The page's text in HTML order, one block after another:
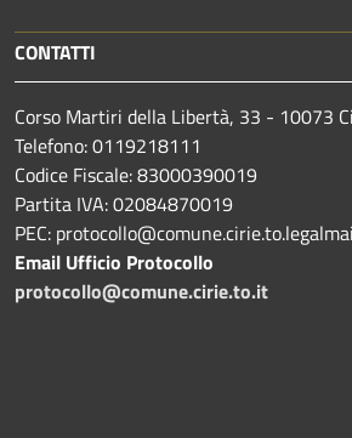
CONTATTI
Corso Martiri della Libertà, 33 - 10073
Telefono: 0119218111
Codice Fiscale: 83000390019
Partita IVA: 02084870019
PEC:
Email Ufficio Protocollo
protocollo@comune.cirie.to.it